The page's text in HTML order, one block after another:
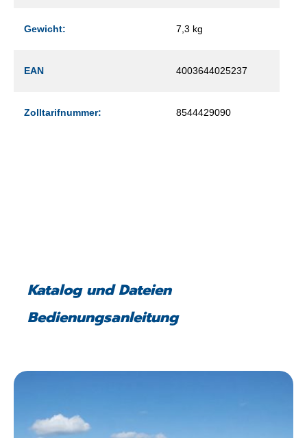
Gewicht: 7,3 kg
EAN 4003644025237
Zolltarifnummer: 8544429090
Katalog und Dateien
Bedienungsanleitung